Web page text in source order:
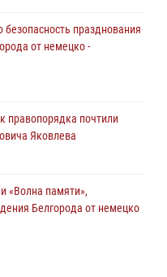
празднования
от немецко -
правопорядка почтили
Яковлева
«Волна памяти»,
Белгорода от немецко